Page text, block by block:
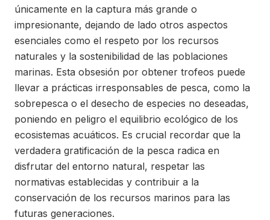
únicamente en la captura más grande o
impresionante, dejando de lado otros aspectos
esenciales como el respeto por los recursos
naturales y la sostenibilidad de las poblaciones
marinas. Esta obsesión por obtener trofeos puede
llevar a prácticas irresponsables de pesca, como la
sobrepesca o el desecho de especies no deseadas,
poniendo en peligro el equilibrio ecológico de los
ecosistemas acuáticos. Es crucial recordar que la
verdadera gratificación de la pesca radica en
disfrutar del entorno natural, respetar las
normativas establecidas y contribuir a la
conservación de los recursos marinos para las
futuras generaciones.